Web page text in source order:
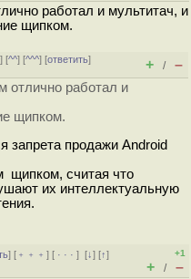
работал и мультитач, и
щипком.
] [^^] [^^^] [ответить]
+ / –
отлично работал и
щипком.
запрета продажи Android
щипком, считая что
их интеллектуальную
] [ ﹢﹢﹢] [ · · ·][↓] [↑]
+1
+ / –